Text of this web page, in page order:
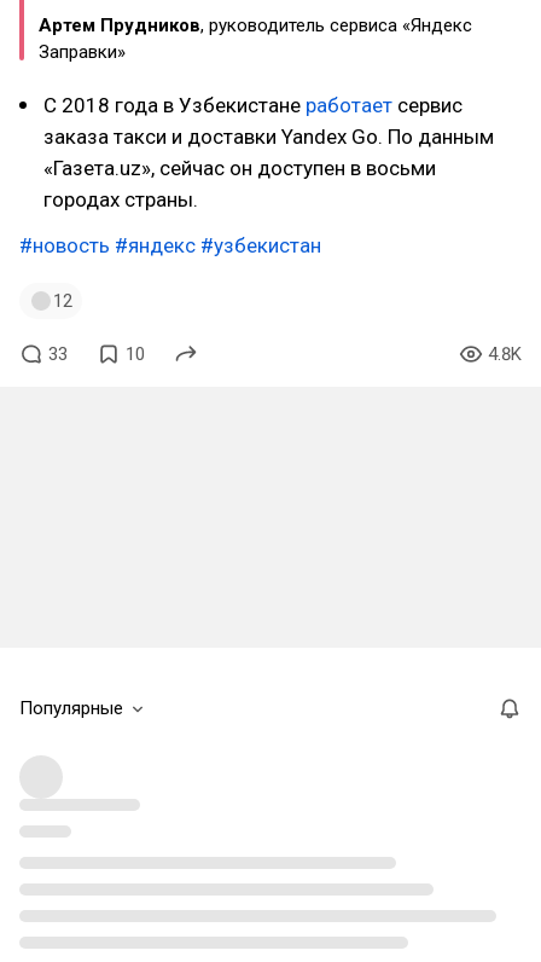
Артем Прудников, руководитель сервиса «Яндекс
Заправки»
С 2018 года в Узбекистане работает сервис
заказа такси и доставки Yandex Go. По данным
«Газета.uz», сейчас он доступен в восьми
городах страны.
#новость #яндекс #узбекистан
12
33 10 4.8K
Популярные